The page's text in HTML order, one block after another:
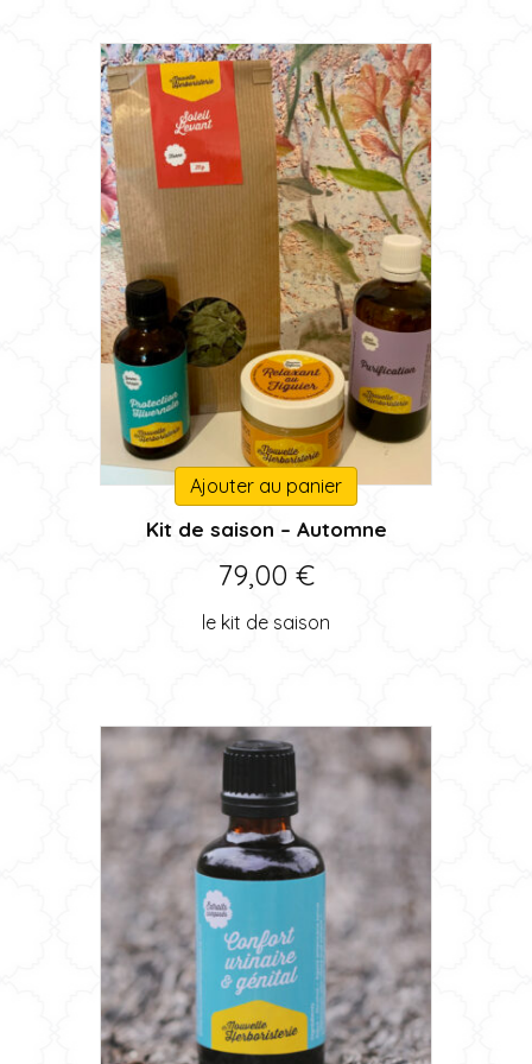
Ajouter au panier
Kit de saison – Automne
79,00 €
le kit de saison